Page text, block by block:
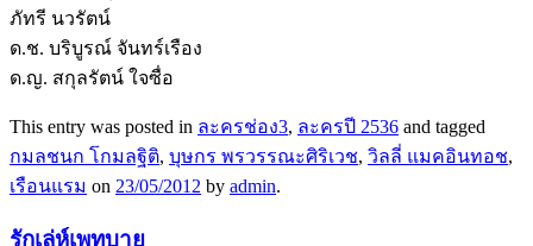
ภัทรี นวรัตน์
ด.ช. บริบูรณ์ จันทร์เรือง
ด.ญ. สกุลรัตน์ ใจซื่อ
This entry was posted in ละครช่อง3, ละครปี 2536 and tagged
กมลชนก โกมลฐิติ, บุษกร พรวรรณะศิริเวช, วิลลี่ แมคอินทอช,
เรือนแรม on 23/05/2012 by admin.
รักเล่ห์เพทุบาย